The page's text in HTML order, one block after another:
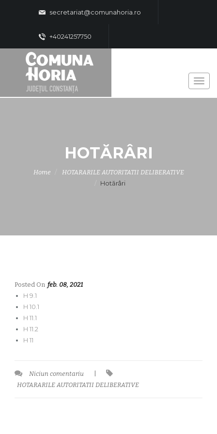
secretariat@comunahoria.ro
+40241257750
HOTĂRÂRI
Home HOTARARILE AUTORITATII DELIBERATIVE
Hotărâri
Posted On feb. 08, 2021
H 9.1
H 10.1
H 11.1
H 11.2
H 11
Niciun comentariu
HOTARARILE AUTORITATII DELIBERATIVE